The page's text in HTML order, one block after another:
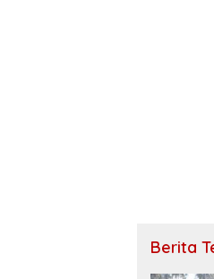
Berita